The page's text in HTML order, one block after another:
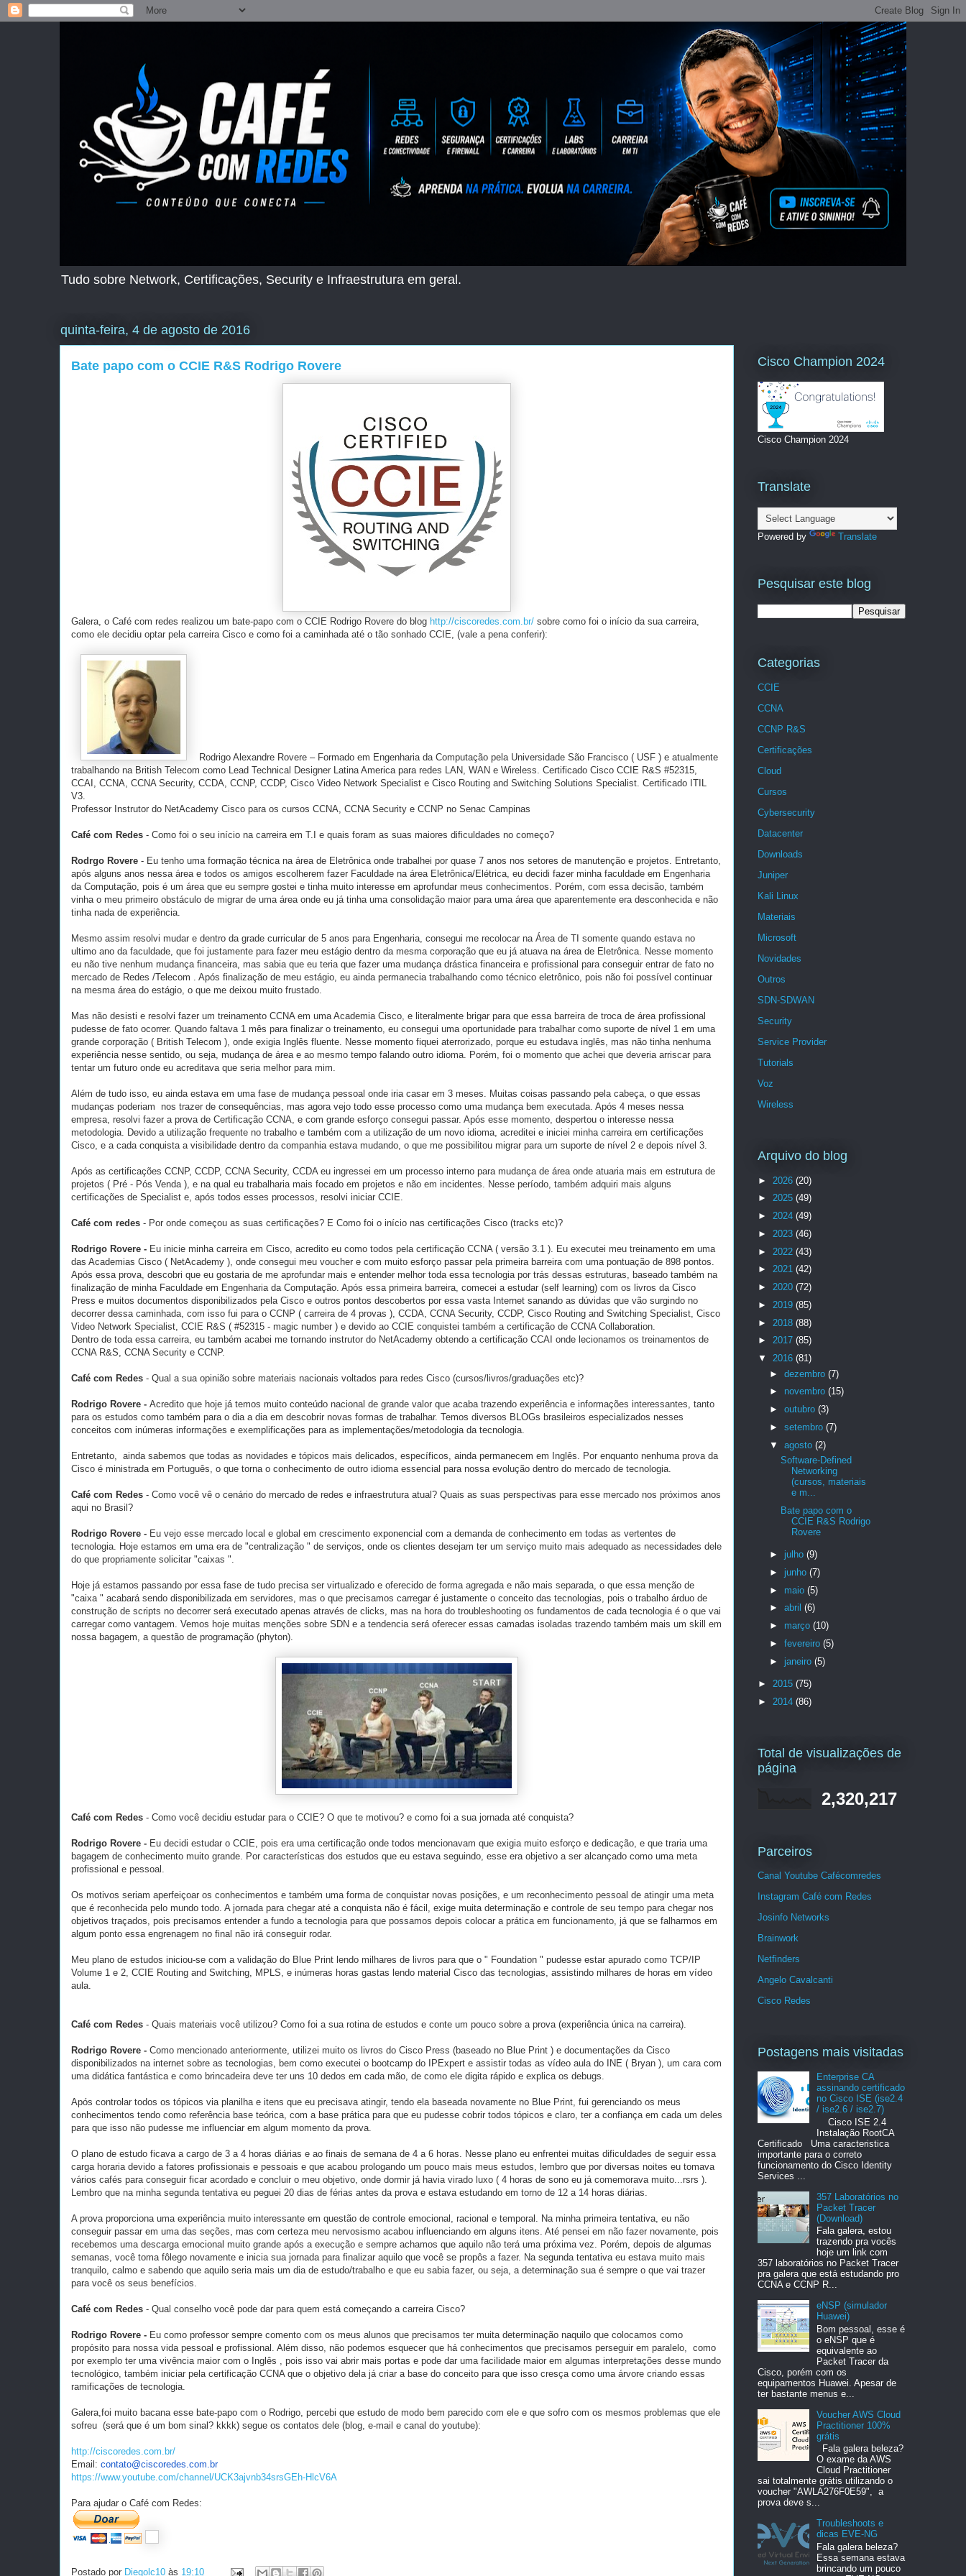
Tudo sobre Network, Certificações, Security e Infraestrutura em geral.
quinta-feira, 4 de agosto de 2016
Bate papo com o CCIE R&S Rodrigo Rovere
Galera, o Café com redes realizou um bate-papo com o CCIE Rodrigo Rovere do blog http://ciscoredes.com.br/ sobre como foi o início da sua carreira,
como ele decidiu optar pela carreira Cisco e como foi a caminhada até o tão sonhado CCIE, (vale a pena conferir):
Rodrigo Alexandre Rovere – Formado em Engenharia da Computação pela Universidade São Francisco ( USF ) e atualmente
trabalhando na British Telecom como Lead Technical Designer Latina America para redes LAN, WAN e Wireless. Certificado Cisco CCIE R&S #52315,
CCAI, CCNA, CCNA Security, CCDA, CCNP, CCDP, Cisco Video Network Specialist e Cisco Routing and Switching Solutions Specialist. Certificado ITIL
V3.
Professor Instrutor do NetAcademy Cisco para os cursos CCNA, CCNA Security e CCNP no Senac Campinas
Café com Redes - Como foi o seu início na carreira em T.I e quais foram as suas maiores dificuldades no começo?
Rodrgo Rovere - Eu tenho uma formação técnica na área de Eletrônica onde trabalhei por quase 7 anos nos setores de manutenção e projetos. Entretanto,
após alguns anos nessa área e todos os amigos escolherem fazer Faculdade na área Eletrônica/Elétrica, eu decidi fazer minha faculdade em Engenharia
da Computação, pois é um área que eu sempre gostei e tinha muito interesse em aprofundar meus conhecimentos. Porém, com essa decisão, também
vinha o meu primeiro obstáculo de migrar de uma área onde eu já tinha uma consolidação maior para uma área que aparentemente era desconhecida e não
tinha nada de experiência.
Mesmo assim resolvi mudar e dentro da grade curricular de 5 anos para Engenharia, consegui me recolocar na Área de TI somente quando estava no
ultimo ano da faculdade, que foi justamente para fazer meu estágio dentro da mesma corporação que eu já atuava na área de Eletrônica. Nesse momento
eu não tive nenhum mudança financeira, mas sabia que eu teria que fazer uma mudança drástica financeira e profissional para conseguir entrar de fato no
mercado de Redes /Telecom . Após finalização de meu estágio, eu ainda permanecia trabalhando como técnico eletrônico, pois não foi possível continuar
na mesma área do estágio, o que me deixou muito frustado.
Mas não desisti e resolvi fazer um treinamento CCNA em uma Academia Cisco, e literalmente brigar para que essa barreira de troca de área profissional
pudesse de fato ocorrer. Quando faltava 1 mês para finalizar o treinamento, eu consegui uma oportunidade para trabalhar como suporte de nível 1 em uma
grande corporação ( British Telecom ), onde exigia Inglês fluente. Nesse momento fiquei aterrorizado, porque eu estudava inglês, mas não tinha nenhuma
experiência nesse sentido, ou seja, mudança de área e ao mesmo tempo falando outro idioma. Porém, foi o momento que achei que deveria arriscar para
tentar um futuro onde eu acreditava que seria melhor para mim.
Além de tudo isso, eu ainda estava em uma fase de mudança pessoal onde iria casar em 3 meses. Muitas coisas passando pela cabeça, o que essas
mudanças poderiam nos trazer de consequências, mas agora vejo todo esse processo como uma mudança bem executada. Após 4 meses nessa
empresa, resolvi fazer a prova de Certificação CCNA, e com grande esforço consegui passar. Após esse momento, despertou o interesse nessa
metodologia. Devido a utilização frequente no trabalho e também com a utilização de um novo idioma, acreditei e iniciei minha carreira em certificações
Cisco, e a cada conquista a visibilidade dentro da companhia estava mudando, o que me possibilitou migrar para um suporte de nível 2 e depois nível 3.
Após as certificações CCNP, CCDP, CCNA Security, CCDA eu ingressei em um processo interno para mudança de área onde atuaria mais em estrutura de
projetos ( Pré - Pós Venda ), e na qual eu trabalharia mais focado em projetos e não em incidentes. Nesse período, também adquiri mais alguns
certificações de Specialist e, após todos esses processos, resolvi iniciar CCIE.
Café com redes - Por onde começou as suas certificações? E Como foi o início nas certificações Cisco (tracks etc)?
Rodrigo Rovere - Eu inicie minha carreira em Cisco, acredito eu como todos pela certificação CCNA ( versão 3.1 ). Eu executei meu treinamento em uma
das Academias Cisco ( NetAcademy ), onde consegui meu voucher e com muito esforço passar pela primeira barreira com uma pontuação de 898 pontos.
Após essa prova, descobri que eu gostaria de me aprofundar mais e entender melhor toda essa tecnologia por trás dessas estruturas, baseado também na
finalização de minha Faculdade em Engenharia da Computação. Após essa primeira barreira, comecei a estudar (self learning) com os livros da Cisco
Press e muitos documentos disponibilizados pela Cisco e outros pontos descobertos por essa vasta Internet sanando as dúvidas que vão surgindo no
decorrer dessa caminhada, com isso fui para o CCNP ( carreira de 4 provas ), CCDA, CCNA Security, CCDP, Cisco Routing and Switching Specialist, Cisco
Video Network Specialist, CCIE R&S ( #52315 - magic number ) e devido ao CCIE conquistei também a certificação de CCNA Collaboration.
Dentro de toda essa carreira, eu também acabei me tornando instrutor do NetAcademy obtendo a certificação CCAI onde lecionamos os treinamentos de
CCNA R&S, CCNA Security e CCNP.
Café com Redes - Qual a sua opinião sobre materiais nacionais voltados para redes Cisco (cursos/livros/graduações etc)?
Rodrigo Rovere - Acredito que hoje já temos muito conteúdo nacional de grande valor que acaba trazendo experiência e informações interessantes, tanto
para os estudos como também para o dia a dia em descobrir novas formas de trabalhar. Temos diversos BLOGs brasileiros especializados nesses
conceitos com inúmeras informações e exemplificações para as implementações/metodologia da tecnologia.
Entretanto, ainda sabemos que todas as novidades e tópicos mais delicados, específicos, ainda permanecem em Inglês. Por enquanto nenhuma prova da
Cisco é ministrada em Português, o que torna o conhecimento de outro idioma essencial para nossa evolução dentro do mercado de tecnologia.
Café com Redes - Como você vê o cenário do mercado de redes e infraestrutura atual? Quais as suas perspectivas para esse mercado nos próximos anos
aqui no Brasil?
Rodrigo Rovere - Eu vejo esse mercado local e global em crescimento exponencial com a demanda de conhecimento em todas as vertentes de
tecnologia. Hoje estamos em uma era de "centralização " de serviços, onde os clientes desejam ter um serviço muito mais adequado as necessidades dele
do que propriamente solicitar "caixas ".
Hoje já estamos passando por essa fase de tudo precisa ser virtualizado e oferecido de forma agregada e não mais separada, o que essa menção de
"caixa " acabará sendo disponibilizada em servidores, mas o que precisamos carregar é justamente o conceito das tecnologias, pois o trabalho árduo de
construção de scripts no decorrer será executado apenas através de clicks, mas na hora do troubleshooting os fundamentos de cada tecnologia é o que vai
carregar como vantagem. Vemos hoje muitas menções sobre SDN e a tendencia será oferecer essas camadas isoladas trazendo também mais um skill em
nossa bagagem, a questão de programação (phyton).
Café com Redes - Como você decidiu estudar para o CCIE? O que te motivou? e como foi a sua jornada até conquista?
Rodrigo Rovere - Eu decidi estudar o CCIE, pois era uma certificação onde todos mencionavam que exigia muito esforço e dedicação, e que traria uma
bagagem de conhecimento muito grande. Por características dos estudos que eu estava seguindo, esse era objetivo a ser alcançado como uma meta
profissional e pessoal.
Os motivos seriam aperfeiçoar os conhecimentos e também uma forma de conquistar novas posições, e um reconhecimento pessoal de atingir uma meta
que é reconhecida pelo mundo todo. A jornada para chegar até a conquista não é fácil, exige muita determinação e controle de seu tempo para chegar nos
objetivos traçados, pois precisamos entender a fundo a tecnologia para que possamos depois colocar a prática em funcionamento, já que se falharmos em
algum ponto essa engrenagem no final não irá conseguir rodar.
Meu plano de estudos iniciou-se com a validação do Blue Print lendo milhares de livros para que o " Foundation " pudesse estar apurado como TCP/IP
Volume 1 e 2, CCIE Routing and Switching, MPLS, e inúmeras horas gastas lendo material Cisco das tecnologias, assistindo milhares de horas em vídeo
aula.
Café com Redes - Quais materiais você utilizou? Como foi a sua rotina de estudos e conte um pouco sobre a prova (experiência única na carreira).
Rodrigo Rovere - Como mencionado anteriormente, utilizei muito os livros do Cisco Press (baseado no Blue Print ) e documentações da Cisco
disponibilizados na internet sobre as tecnologias, bem como executei o bootcamp do IPExpert e assistir todas as vídeo aula do INE ( Bryan ), um cara com
uma didática fantástica e como brincadeira deve ter uns 10 dedos em cada mão, de como ele digita rápido e explica os debugs.
Após controlar todos os tópicos via planilha e itens que eu precisava atingir, tendo ela baseada novamente no Blue Print, fui gerenciando os meus
conhecimentos tendo como referência base teórica, com a base prática para que eu pudesse cobrir todos tópicos e claro, ter a confiança em cada um deles
para que isso não pudesse me influenciar em algum momento da prova.
O plano de estudo ficava a cargo de 3 a 4 horas diárias e ao finais de semana de 4 a 6 horas. Nesse plano eu enfrentei muitas dificuldades de seguir essa
carga horaria devido a fatores profissionais e pessoais e que acabou prologando um pouco mais meus estudos, lembro que por diversas noites eu tomava
vários cafés para conseguir ficar acordado e concluir o meu objetivo, onde dormir já havia virado luxo ( 4 horas de sono eu já comemorava muito...rsrs ).
Lembro que na minha segunda tentativa eu peguei 20 dias de férias antes da prova e estava estudando em torno de 12 a 14 horas diárias.
A prova proporciona uma experiência muito interessante em questão de controle emocional, racional e temporal. Na minha primeira tentativa, eu não
conseguir passar em uma das seções, mas com certeza meu nervosismo acabou influenciando em alguns itens. Até pensei em não fazer novamente, pois
recebemos uma descarga emocional muito grande após a execução e sempre achamos que aquilo não terá uma próxima vez. Porém, depois de algumas
semanas, você toma fôlego novamente e inicia sua jornada para finalizar aquilo que você se propôs a fazer. Na segunda tentativa eu estava muito mais
tranquilo, calmo e sabendo que aquilo seria mais um dia de estudo/trabalho e que eu sabia fazer, ou seja, a determinação sua é sempre o que vai trazer
para você os seus benefícios.
Café com Redes - Qual conselho você pode dar para quem está começando a carreira Cisco?
Rodrigo Rovere - Eu como professor sempre comento com os meus alunos que precisamos ter muita determinação naquilo que colocamos como
propósito para nossa vida pessoal e profissional. Além disso, não podemos esquecer que há conhecimentos que precisamos perseguir em paralelo, como
por exemplo ter uma vivência maior com o Inglês , pois isso vai abrir mais portas e pode dar uma facilidade maior em algumas interpretações desse mundo
tecnológico, também iniciar pela certificação CCNA que o objetivo dela já criar a base do conceito para que isso cresça como uma árvore criando essas
ramificações de tecnologia.
Galera,foi muito bacana esse bate-papo com o Rodrigo, percebi que estudo de modo bem parecido com ele e que sofro com os mesmos problemas que ele
sofreu (será que é um bom sinal? kkkk) segue os contatos dele (blog, e-mail e canal do youtube):
http://ciscoredes.com.br/
Email: contato@ciscoredes.com.br
https://www.youtube.com/channel/UCK3ajvnb34srsGEh-HlcV6A
Para ajudar o Café com Redes:
Postado por Diegolc10 às 19:10
Cisco Champion 2024
Cisco Champion 2024
Translate
Powered by Translate
Pesquisar este blog
Categorias
CCIE
CCNA
CCNP R&S
Certificações
Cloud
Cursos
Cybersecurity
Datacenter
Downloads
Juniper
Kali Linux
Materiais
Microsoft
Novidades
Outros
SDN-SDWAN
Security
Service Provider
Tutorials
Voz
Wireless
Arquivo do blog
► 2026 (20)
► 2025 (49)
► 2024 (49)
► 2023 (46)
► 2022 (43)
► 2021 (42)
► 2020 (72)
► 2019 (85)
► 2018 (88)
► 2017 (85)
▼ 2016 (81)
► dezembro (7)
► novembro (15)
► outubro (3)
► setembro (7)
▼ agosto (2)
Software-Defined
Networking
(cursos, materiais
e m...
Bate papo com o
CCIE R&S Rodrigo
Rovere
► julho (9)
► junho (7)
► maio (5)
► abril (6)
► março (10)
► fevereiro (5)
► janeiro (5)
► 2015 (75)
► 2014 (86)
Total de visualizações de
página
2,320,217
Parceiros
Canal Youtube Cafécomredes
Instagram Café com Redes
Josinfo Networks
Brainwork
Netfinders
Angelo Cavalcanti
Cisco Redes
Postagens mais visitadas
Enterprise CA
assinando certificado
no Cisco ISE (ise2.4
/ ise2.6 / ise2.7)
Cisco ISE 2.4
Instalação RootCA
Certificado Uma caracteristica
importante para o correto
funcionamento do Cisco Identity
Services ...
357 Laboratórios no
Packet Tracer
(Download)
Fala galera, estou
trazendo pra vocês
hoje um link com
357 laboratórios no Packet Tracer
pra galera que está estudando pro
CCNA e CCNP R...
eNSP (simulador
Huawei)
Bom pessoal, esse é
o eNSP que é
equivalente ao
Packet Tracer da
Cisco, porém com os
equipamentos Huawei. Apesar de
ter bastante menus e...
Voucher AWS Cloud
Practitioner 100%
grátis
Fala galera beleza?
O exame da AWS
Cloud Practitioner
sai totalmente grátis utilizando o
voucher "AWLA276F0E59", a
prova deve s...
Troubleshoots e
dicas EVE-NG
Fala galera beleza?
Essa semana estava
brincando um pouco